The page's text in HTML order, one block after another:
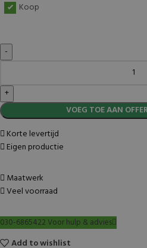
Koop
VOEG TOE AAN
Korte levertijd
Eigen productie
Maatwerk
Veel voorraad
030-6865422 Voor hulp & advies
Add to wishlist